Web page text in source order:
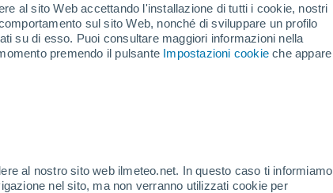
al sito Web accettando l'installazione di tutti i cookie, nostri
sul sito Web, nonché di sviluppare un profilo
su di esso. Puoi consultare maggiori informazioni nella
premendo il pulsante Impostazioni cookie che appare
al nostro sito web ilmeteo.net. In questo caso ti informiamo
nel sito, ma non verranno utilizzati cookie per
26°
11°
Maaseik